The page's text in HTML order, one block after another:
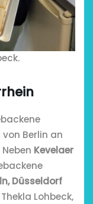
Berlin an
Kevelaer
Düsseldorf
Lohbeck,